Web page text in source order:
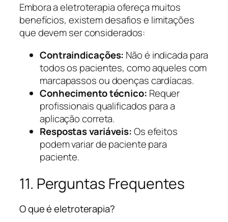
Embora a eletroterapia ofereça muitos
benefícios, existem desafios e limitações
que devem ser considerados:
Contraindicações: Não é indicada para
todos os pacientes, como aqueles com
marcapassos ou doenças cardíacas.
Conhecimento técnico: Requer
profissionais qualificados para a
aplicação correta.
Respostas variáveis:Os efeitos
podem variar de paciente para
paciente.
11. Perguntas Frequentes
O que é eletroterapia?